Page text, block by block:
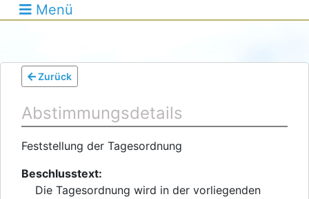
Menü
Zurück
Abstimmungsdetails
Feststellung der Tagesordnung
Beschlusstext:
Die Tagesordnung wird in der vorliegenden